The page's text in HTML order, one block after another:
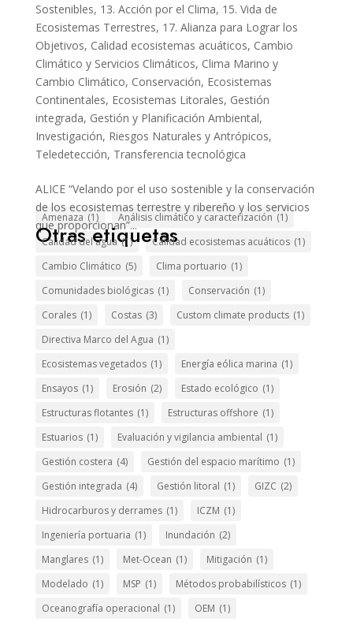
Sostenibles, 13. Acción por el Clima, 15. Vida de
Ecosistemas Terrestres, 17. Alianza para Lograr los
Objetivos, Calidad ecosistemas acuáticos, Cambio
Climático y Servicios Climáticos, Clima Marino y
Cambio Climático, Conservación, Ecosistemas
Continentales, Ecosistemas Litorales, Gestión
integrada, Gestión y Planificación Ambiental,
Investigación, Riesgos Naturales y Antrópicos,
Teledetección, Transferencia tecnológica
ALICE “Velando por el uso sostenible y la conservación
de los ecosistemas terrestre y ribereño y los servicios
que proporcionan”...
Otras etiquetas
Amenaza (1) Análisis climático y caracterización (1)
Calidad del agua (1) Calidad ecosistemas acuáticos (1)
Cambio Climático (5) Clima portuario (1)
Comunidades biológicas (1) Conservación (1)
Corales (1) Costas (3) Custom climate products (1)
Directiva Marco del Agua (1)
Ecosistemas vegetados (1) Energía eólica marina (1)
Ensayos (1) Erosión (2) Estado ecológico (1)
Estructuras flotantes (1) Estructuras offshore (1)
Estuarios (1) Evaluación y vigilancia ambiental (1)
Gestión costera (4) Gestión del espacio marítimo (1)
Gestión integrada (4) Gestión litoral (1) GIZC (2)
Hidrocarburos y derrames (1) ICZM (1)
Ingeniería portuaria (1) Inundación (2)
Manglares (1) Met-Ocean (1) Mitigación (1)
Modelado (1) MSP (1) Métodos probabilísticos (1)
Oceanografía operacional (1) OEM (1)